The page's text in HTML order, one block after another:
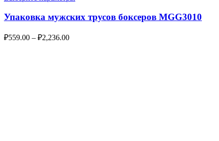
Упаковка мужских трусов боксеров MGG3010
₽559.00 – ₽2,236.00